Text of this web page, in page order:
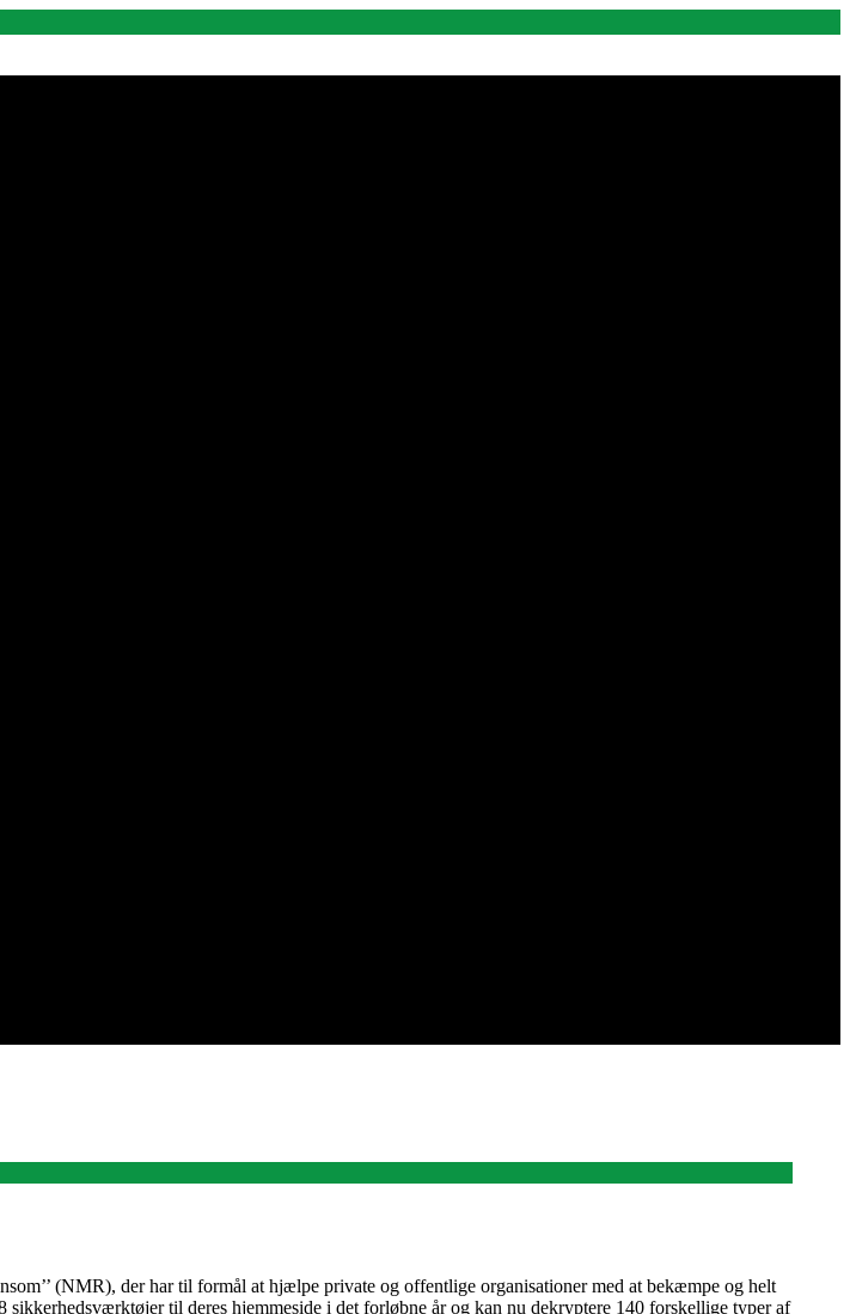
(NMR), der har til formål at hjælpe private og offentlige organisationer med at bekæmpe og helt
til deres hjemmeside i det forløbne år og kan nu dekryptere 140 forskellige typer af